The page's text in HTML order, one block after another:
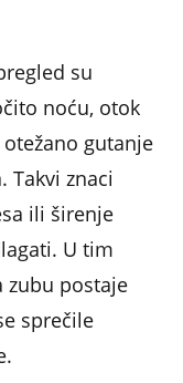
su
noću, otok
gutanje
Takvi znaci
ili širenje
U tim
zubu postaje
sprečile